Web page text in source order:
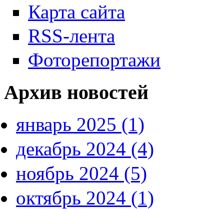
Карта сайта
RSS-лента
Фоторепортажи
Архив новостей
январь 2025 (1)
декабрь 2024 (4)
ноябрь 2024 (5)
октябрь 2024 (1)